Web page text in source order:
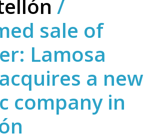
/
sale of
Lamosa
a new
company in